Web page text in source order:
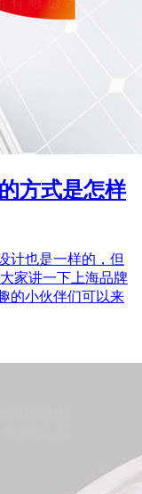
方式是怎样
计也是一样的，但
家讲一下上海品牌
的小伙伴们可以来